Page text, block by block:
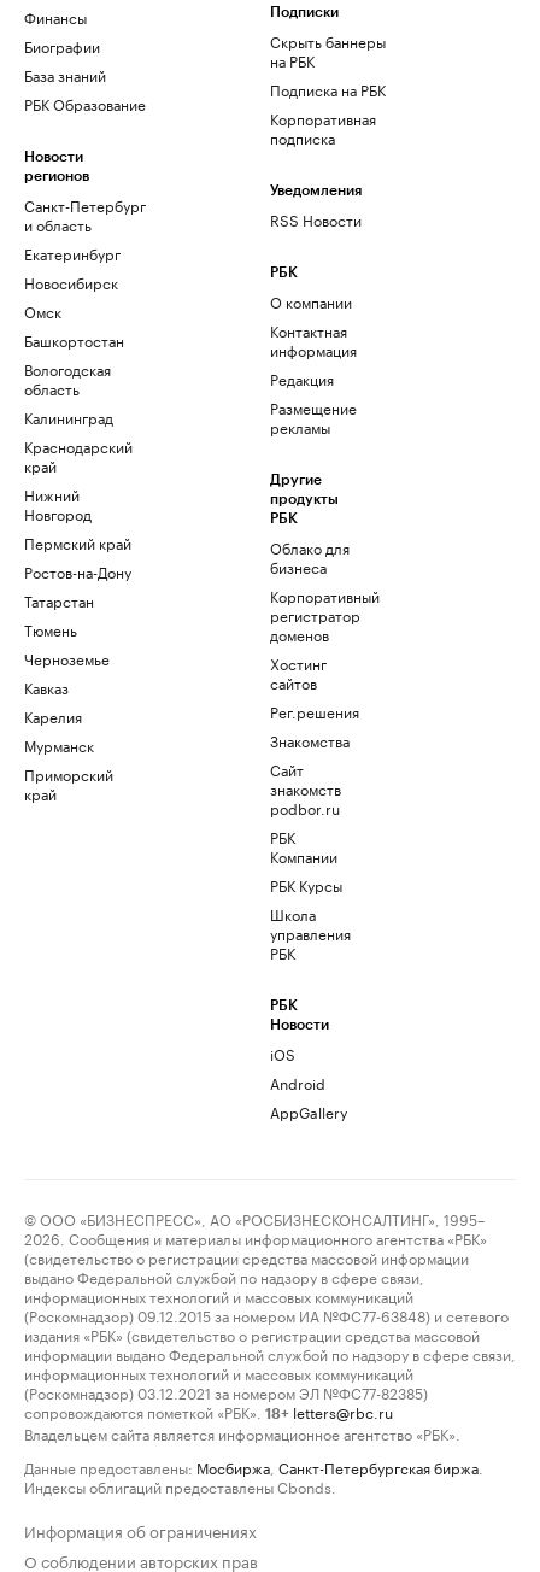
Финансы
Биографии
База знаний
РБК Образование
Новости
регионов
Санкт-Петербург
и область
Екатеринбург
Новосибирск
Омск
Башкортостан
Вологодская
область
Калининград
Краснодарский
край
Нижний
Новгород
Пермский край
Ростов-на-Дону
Татарстан
Тюмень
Черноземье
Кавказ
Карелия
Мурманск
Приморский
край
Подписки
Скрыть баннеры
на РБК
Подписка на РБК
Корпоративная
подписка
Уведомления
RSS Новости
РБК
О компании
Контактная
информация
Редакция
Размещение
рекламы
Другие
продукты
РБК
Облако для
бизнеса
Корпоративный
регистратор
доменов
Хостинг
сайтов
Рег.решения
Знакомства
Сайт
знакомств
podbor.ru
РБК
Компании
РБК Курсы
Школа
управления
РБК
РБК
Новости
iOS
Android
AppGallery
© ООО «БИЗНЕСПРЕСС», АО «РОСБИЗНЕСКОНСАЛТИНГ», 1995–
2026. Сообщения и материалы информационного агентства «РБК»
(свидетельство о регистрации средства массовой информации
выдано Федеральной службой по надзору в сфере связи,
информационных технологий и массовых коммуникаций
(Роскомнадзор) 09.12.2015 за номером ИА №ФС77-63848) и сетевого
издания «РБК» (свидетельство о регистрации средства массовой
информации выдано Федеральной службой по надзору в сфере связи,
информационных технологий и массовых коммуникаций
(Роскомнадзор) 03.12.2021 за номером ЭЛ №ФС77-82385)
сопровождаются пометкой «РБК».
18+ letters@rbc.ru
Владельцем сайта является информационное агентство «РБК».
Данные предоставлены: Мосбиржа Санкт-Петербургская биржа
Индексы облигаций предоставлены Cbonds.
Информация об ограничениях
О соблюдении авторских прав